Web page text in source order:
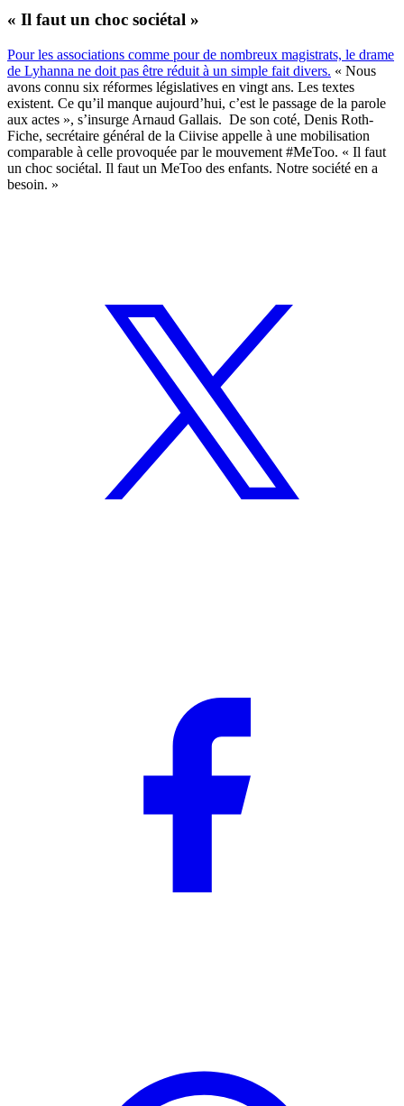
« Il faut un choc sociétal »
Pour les associations comme pour de nombreux magistrats, le drame
de Lyhanna ne doit pas être réduit à un simple fait divers. « Nous
avons connu six réformes législatives en vingt ans. Les textes
existent. Ce qu’il manque aujourd’hui, c’est le passage de la parole
aux actes », s’insurge Arnaud Gallais. De son coté, Denis Roth-
Fiche, secrétaire général de la Ciivise appelle à une mobilisation
comparable à celle provoquée par le mouvement #MeToo. « Il faut
un choc sociétal. Il faut un MeToo des enfants. Notre société en a
besoin. »